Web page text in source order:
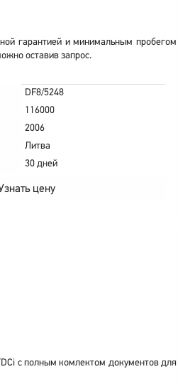
гарантией и минимальным пробегом
оставив запрос.
DF8/5248
116000
2006
Литва
30 дней
цену
с полным комлектом документов для